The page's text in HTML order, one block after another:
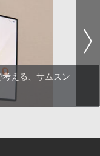
える、サムスン